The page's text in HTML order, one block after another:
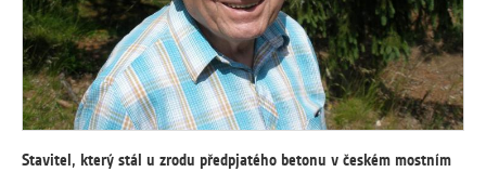
ANALYTICKÉ
Slouží pro získávání anonymizovaných
statistických údajů, které nám pomáhají
vylepšovat naše aplikace. Zpravidla jde o
cookies systémů třetích stran, které k
těmto účelům využíváme.
Stavitel, který stál u zrodu předpjatého betonu v českém mostním